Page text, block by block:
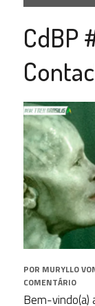
CdBP
POR MURYLLO
COMENTÁRIO
Bem-vindo(a)